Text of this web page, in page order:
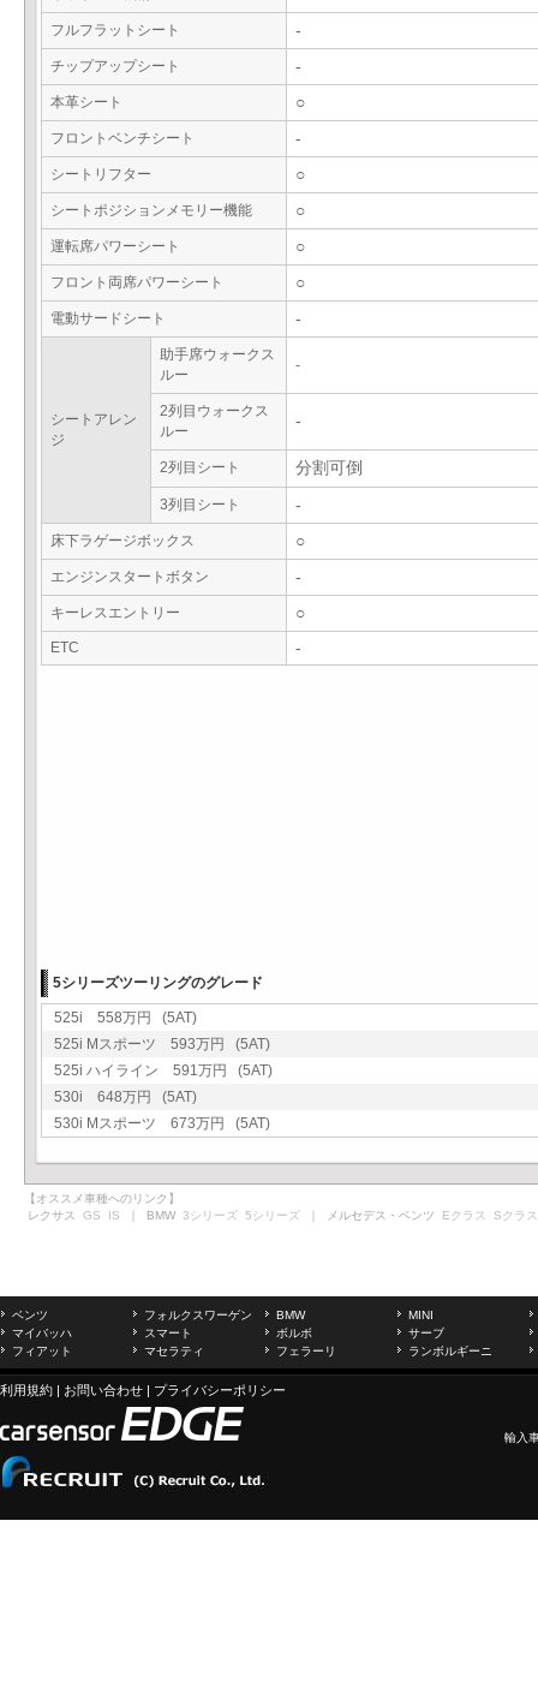
フルフラットシート -
チップアップシート -
本革シート ○
フロントベンチシート -
シートリフター ○
シートポジションメモリー機能 ○
運転席パワーシート ○
フロント両席パワーシート ○
電動サードシート -
シートアレン
ジ
助手席ウォークス
ルー
-
2列目ウォークス
ルー
-
2列目シート 分割可倒
3列目シート -
床下ラゲージボックス ○
エンジンスタートボタン -
キーレスエントリー ○
ETC -
5シリーズツーリングのグレード
525i 558万円 (5AT)
525i Mスポーツ 593万円 (5AT)
525i ハイライン 591万円 (5AT)
530i 648万円 (5AT)
530i Mスポーツ 673万円 (5AT)
【オススメ車種へのリンク】
レクサス GS IS ｜ BMW 3シリーズ 5シリーズ ｜ メルセデス・ベンツ Eクラス Sクラス
ベンツ フォルクスワーゲン BMW
MINI
マイバッハ
スマート ボルボ
サーブ
フィアット
マセラティ フェラーリ ランボルギーニ
利用規約 | お問い合わせ | プライバシーポリシー
輸入